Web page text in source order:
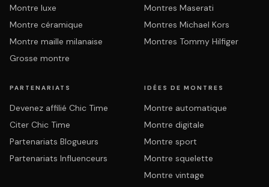
Montre luxe
Montre céramique
Montre maille milanaise
Grosse montre
Montres Maserati
Montres Michael Kors
Montres Tommy Hilfiger
PARTENARIATS
Devenez affilié Chic Time
Citer Chic Time
Partenariats Blogueurs
Partenariats Influenceurs
IDÉES DE MONTRES
Montre automatique
Montre digitale
Montre sport
Montre squelette
Montre vintage